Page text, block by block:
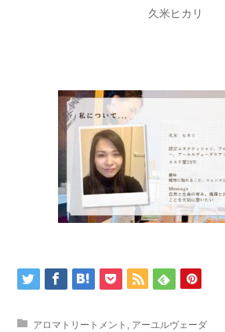
久米ヒカリ
アロマトリートメント , アーユルヴェーダ